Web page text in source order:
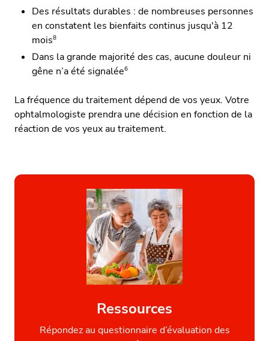
Des résultats durables : de nombreuses personnes
en constatent les bienfaits continus jusqu'à 12
mois8
Dans la grande majorité des cas, aucune douleur ni
gêne n’a été signalée6
La fréquence du traitement dépend de vos yeux. Votre
ophtalmologiste prendra une décision en fonction de la
réaction de vos yeux au traitement.
Ressources
Répondez au questionnaire d’évaluation des